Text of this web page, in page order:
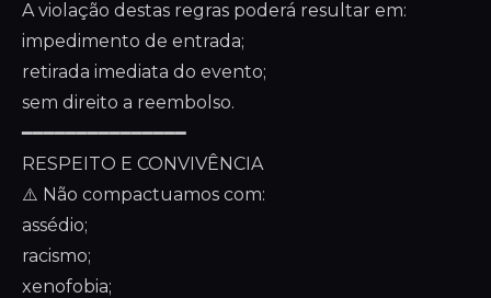
A violação destas regras poderá resultar em:
impedimento de entrada;
retirada imediata do evento;
sem direito a reembolso.
━━━━━━━━━━━━━━━
RESPEITO E CONVIVÊNCIA
⚠️ Não compactuamos com:
assédio;
racismo;
xenofobia;